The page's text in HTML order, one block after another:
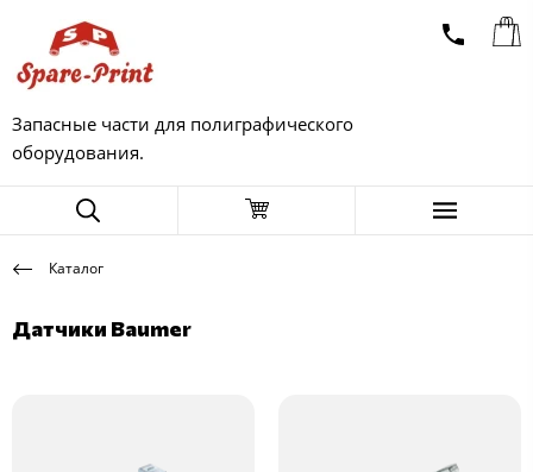
Запасные части для полиграфического
оборудования.
Каталог
Датчики Baumer